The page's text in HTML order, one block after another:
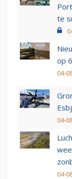
te
op
04-
04-
04-